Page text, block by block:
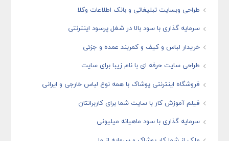
طراحی وبسایت تبلیغاتی و بانک اطلاعات وکلا
سرمایه گذاری با سود بالا در شغل پرسود اینترنتی
خریدار لباس و کیف و کمربند عمده و جزئی
طراحی سایت حرفه ای با نام زیبا برای سایت
فروشگاه اینترنتی پوشاک با همه نوع لباس خارجی و ایرانی
فیلم آموزش کار با سایت شما برای کاربرانتان
سرمایه گذاری با سود ماهیانه میلیونی